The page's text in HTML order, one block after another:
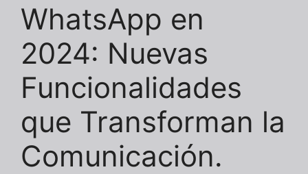
WhatsApp en
2024: Nuevas
Funcionalidades
que Transforman la
Comunicación.